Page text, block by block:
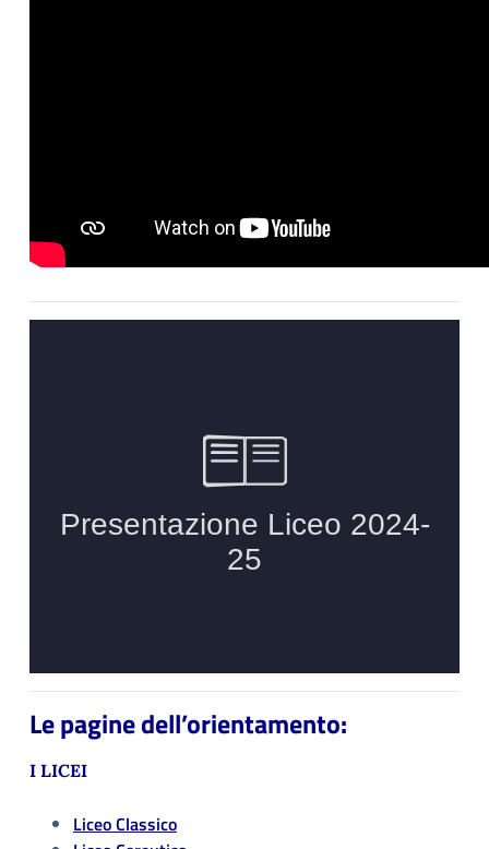
Le pagine dell’orientamento:
I LICEI
Liceo Classico